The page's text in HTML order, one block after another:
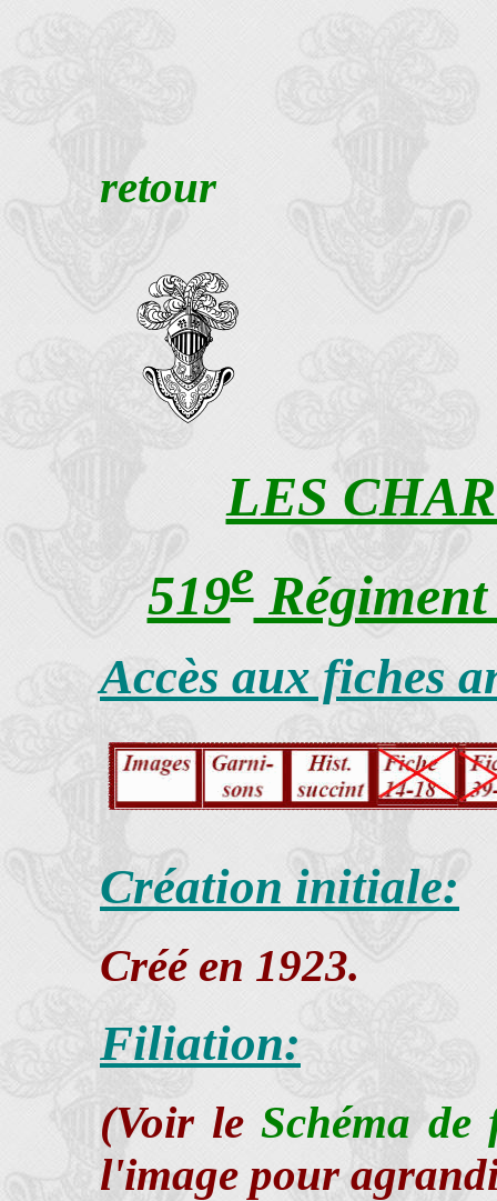
retour
LES
519eRégiment
Accès aux fiches
Création initiale:
Créé en 1923.
Filiation:
(Voir le Schéma
l'image pour